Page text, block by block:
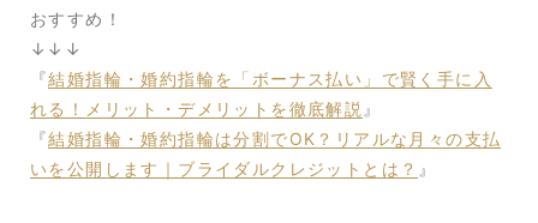
おすすめ！
↓↓↓
『結婚指輪・婚約指輪を「ボーナス払い」で賢く手に入
れる！メリット・デメリットを徹底解説 』
『結婚指輪・婚約指輪は分割でOK？リアルな月々の支払
いを公開します｜ブライダルクレジットとは？ 』